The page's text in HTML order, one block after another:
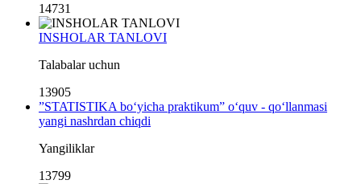
14731
INSHOLAR TANLOVI
Talabalar uchun
13905
”STATISTIKA bo‘yicha praktikum” o‘quv - qo‘llanmasi
yangi nashrdan chiqdi
Yangiliklar
13799